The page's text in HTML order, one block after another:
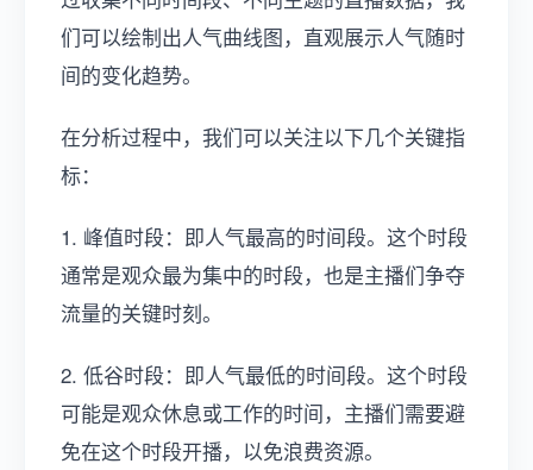
们可以绘制出人气曲线图，直观展示人气随时
间的变化趋势。
在分析过程中，我们可以关注以下几个关键指
标：
1. 峰值时段：即人气最高的时间段。这个时段
通常是观众最为集中的时段，也是主播们争夺
流量的关键时刻。
2. 低谷时段：即人气最低的时间段。这个时段
可能是观众休息或工作的时间，主播们需要避
免在这个时段开播，以免浪费资源。